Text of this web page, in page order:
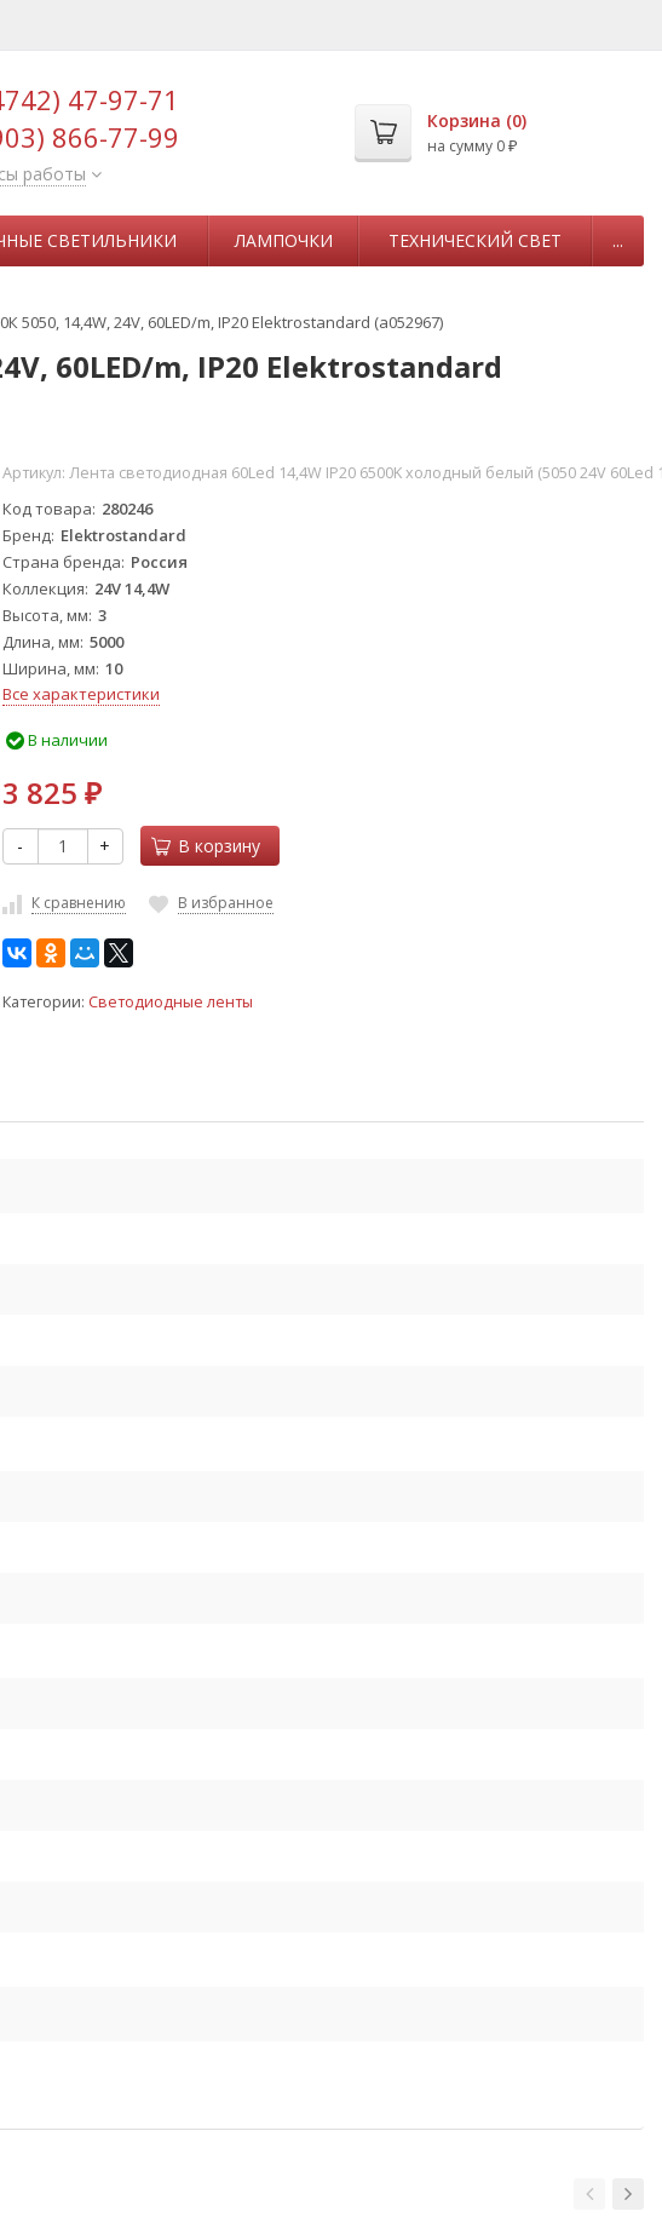
47-97-71
866-77-99
работы
Корзина (0)
на сумму 0 ₽
СВЕТИЛЬНИКИ ЛАМПОЧКИ ТЕХНИЧЕСКИЙ СВЕТ ...
14,4W, 24V, 60LED/m, IP20 Elektrostandard (a052967)
60LED/m, IP20 Elektrostandard
Артикул: Лента светодиодная 60Led 14,4W IP20 6500K холодный белый (5050 24V 60Led
Код товара 280246
Бренд Elektrostandard
Страна бренда Россия
Коллекция 24V 14,4W
Высота, мм 3
Длина, мм 5000
Ширина, мм 10
Все характеристики
В наличии
3 825 ₽
- + В корзину
К сравнению В избранное
Категории: Светодиодные ленты